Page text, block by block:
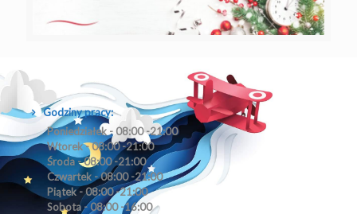
Godziny pracy:
Poniedziałek - 08:00 -21:00
Wtorek - 08:00 -21:00
Środa - 08:00 -21:00
Czwartek - 08:00 -21:00
Piątek - 08:00 -21:00
Sobota - 08:00 -16:00